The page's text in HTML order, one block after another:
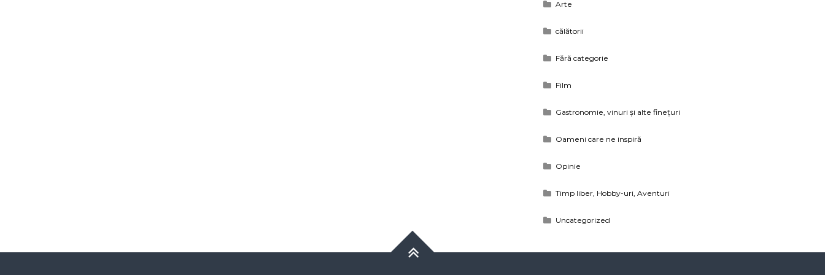
Arte
călătorii
Fără categorie
Film
Gastronomie, vinuri și alte finețuri
Oameni care ne inspiră
Opinie
Timp liber, Hobby-uri, Aventuri
Uncategorized